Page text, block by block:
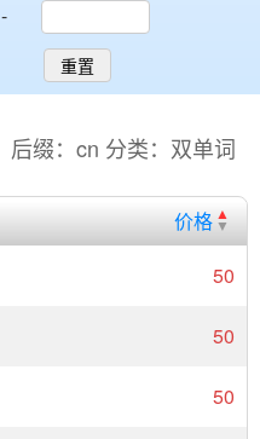
-
重置
后缀：cn 分类：双单词
价格
50
50
50